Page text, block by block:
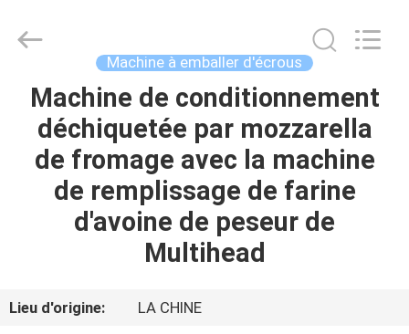
MAISON
PRODUITS
NOUS
EQUIPMENT
Reserved.
Machine à emballer d'écrous
Machine de conditionnement
déchiquetée par mozzarella
de fromage avec la machine
de remplissage de farine
d'avoine de peseur de
Multihead
Lieu d'origine:
LA CHINE